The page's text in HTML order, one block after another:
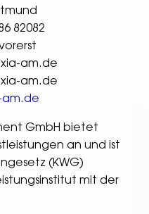
82082
am.de
am.de
am.de
GmbH bietet
an und ist
(KWG)
mit der